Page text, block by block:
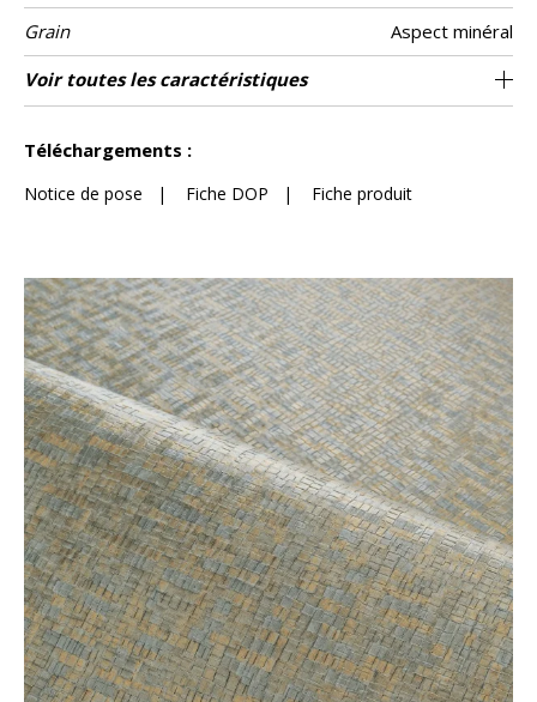
Grain
Aspect minéral
Largeur d’un
rouleau
70 cm / 28 inches
Longueur Vendu au rouleau de 10.05m / 11 yards
Raccord Raccord libre
Rapport
Vertical
64cm / 25 pouces
Poids g/m² 400
Performance
Accoustique
aw - 0.15
Description
produit
Mosaïque
Entretien Lessivable
Pose colle Encollage du mur
Dépose Arrachage à sec
Norme COV A+
ASTME84 Class A
Norme
euroclass
B s2 d0
Pays d'origine Italie
Voir toutes les caractéristiques
Téléchargements :
Notice de pose | Fiche DOP | Fiche produit